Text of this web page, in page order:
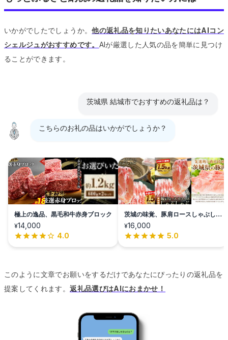
いかがでしたでしょうか。他の返礼品を知りたいあなたにはAIコン
シェルジュがおすすめです。 AIが厳選した人気の品を簡単に見つけ
ることができます。
茨城県 結城市でおすすめの返礼品は？
こちらのお礼の品はいかがでしょうか？
極上の逸品、黒毛和牛赤身ブロック
¥14,000
4.0
茨城の味覚、豚肩ロースしゃぶしゃ
ぶ
¥16,000
5.0
このように文章でお願いをするだけであなたにぴったりの返礼品を
提案してくれます。返礼品選びはAIにおまかせ！